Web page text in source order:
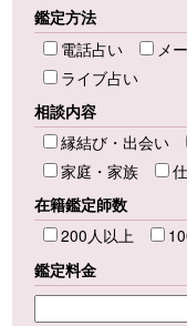
鑑定方法
電話占い
メ
ライブ占い
相談内容
縁結び・出会い
家庭・家族
在籍鑑定師数
200人以上
鑑定料金